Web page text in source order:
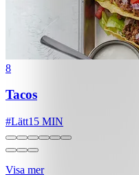
8
Tacos
#Lätt15 MIN
Visa mer